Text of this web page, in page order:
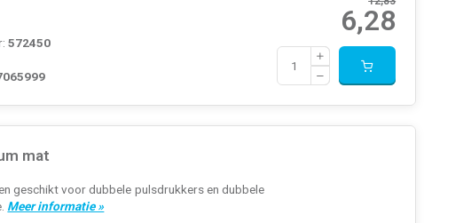
6,28
572450
mat
geschikt voor dubbele pulsdrukkers en dubbele
Meer informatie »